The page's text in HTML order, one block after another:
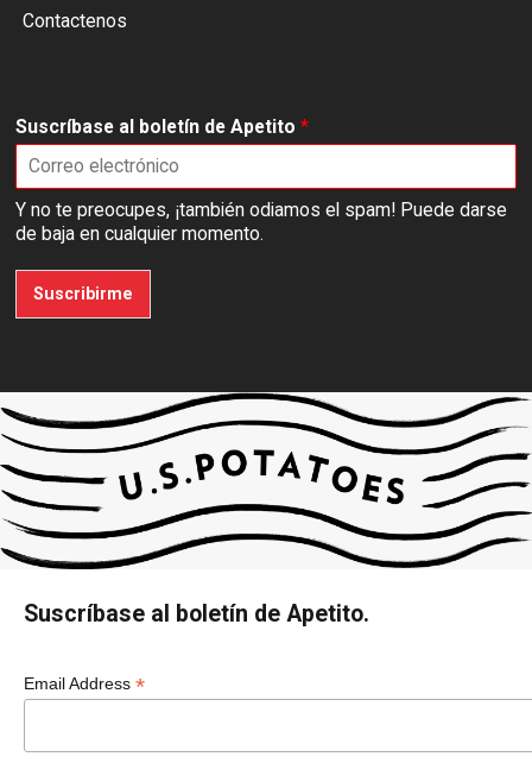
Contactenos
Suscríbase al boletín de Apetito *
Y no te preocupes, ¡también odiamos el spam! Puede darse
de baja en cualquier momento.
Suscribirme
Suscríbase al boletín de Apetito.
Email Address *